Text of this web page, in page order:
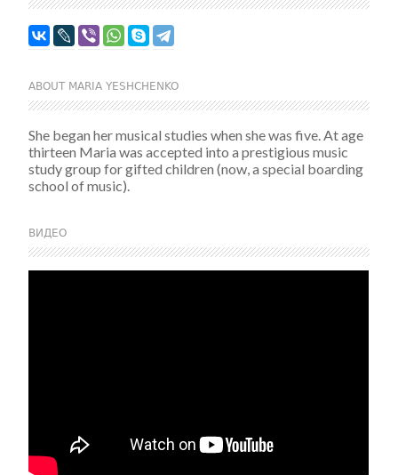
ABOUT MARIA YESHCHENKO
She began her musical studies when she was five. At age
thirteen Maria was accepted into a prestigious music
study group for gifted children (now, a special boarding
school of music).
ВИДЕО